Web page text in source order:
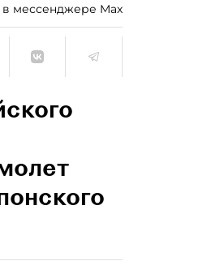
в мессенджере Max